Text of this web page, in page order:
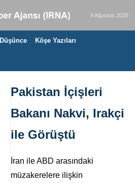
9 Ağustos 2026
Düşünce Köşe Yazıları
Pakistan İçişleri
Bakanı Nakvi, Irakçi
ile Görüştü
İran ile ABD arasındaki
müzakerelere ilişkin